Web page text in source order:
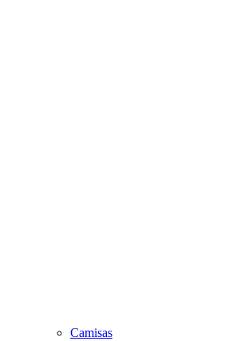
Camisas